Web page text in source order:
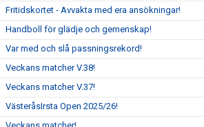
Fritidskortet - Avvakta med era ansökningar!
Handboll för glädje och gemenskap!
Var med och slå passningsrekord!
Veckans matcher V.38!
Veckans matcher V.37!
VästeråsIrsta Open 2025/26!